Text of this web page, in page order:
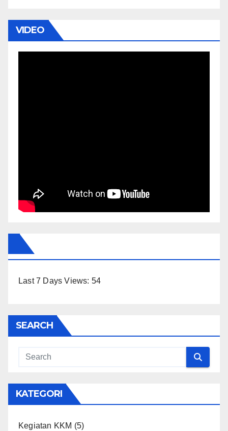
VIDEO
Last 7 Days Views: 54
SEARCH
KATEGORI
Kegiatan KKM (5)